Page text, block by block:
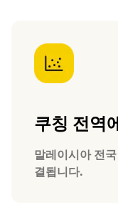
쿠칭 전역
말레이시아 전
결됩니다.